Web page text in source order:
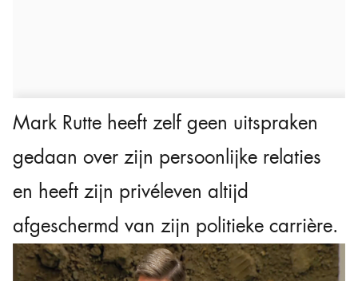
Mark Rutte heeft zelf geen uitspraken
gedaan over zijn persoonlijke relaties
en heeft zijn privéleven altijd
afgeschermd van zijn politieke carrière.